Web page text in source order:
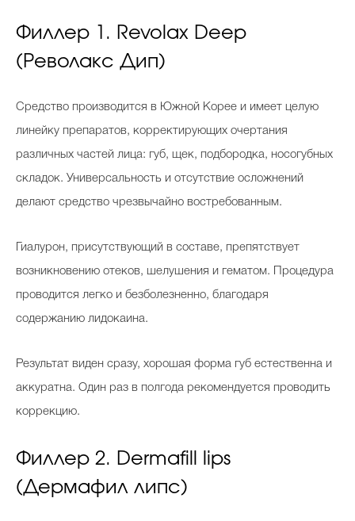
Филлер 1. Revolax Deep
(Револакс Дип)
Средство производится в Южной Корее и имеет целую
линейку препаратов, корректирующих очертания
различных частей лица: губ, щек, подбородка, носогубных
складок. Универсальность и отсутствие осложнений
делают средство чрезвычайно востребованным.
Гиалурон, присутствующий в составе, препятствует
возникновению отеков, шелушения и гематом. Процедура
проводится легко и безболезненно, благодаря
содержанию лидокаина.
Результат виден сразу, хорошая форма губ естественна и
аккуратна. Один раз в полгода рекомендуется проводить
коррекцию.
Филлер 2. Dermafill lips
(Дермафил липс)